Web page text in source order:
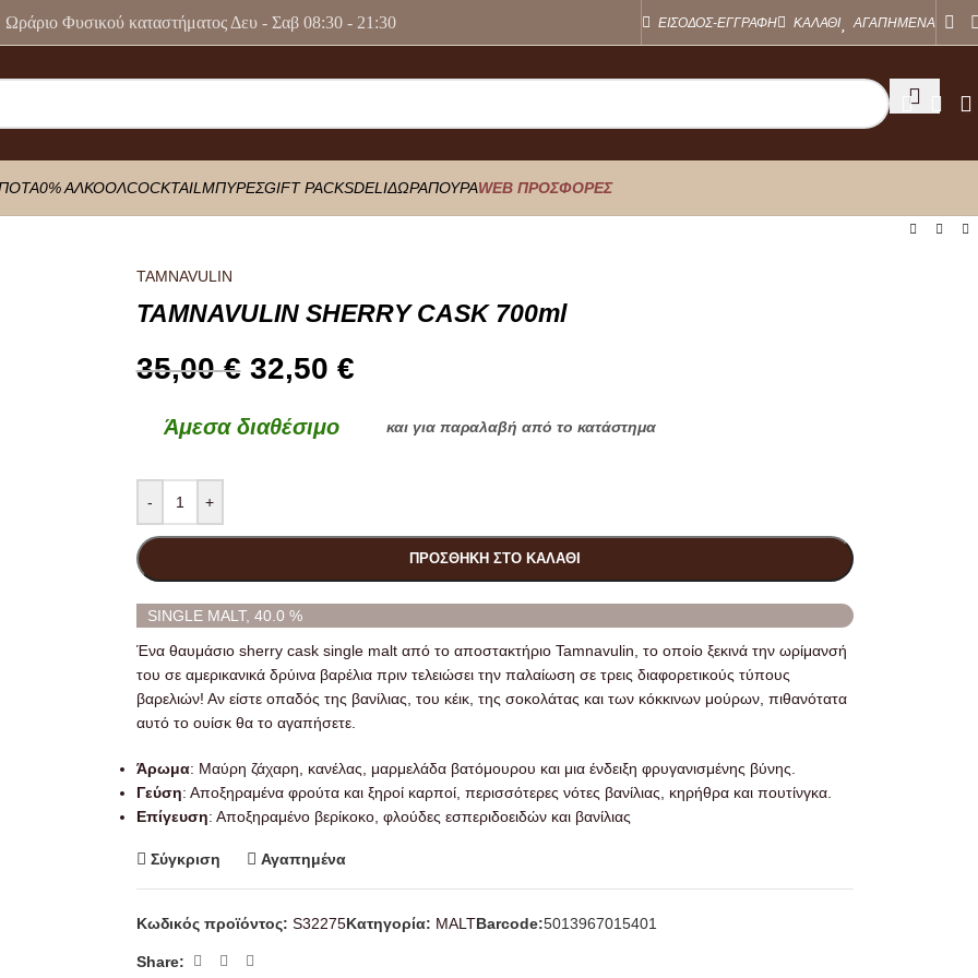
Ωράριο Φυσικού καταστήματος Δευ - Σαβ 08:30 - 21:30 ΕΙΣΟΔΟΣ-ΕΓΓΡΑΦΗ ΚΑΛΑΘΙ ΑΓΑΠΗΜΕΝΑ
0% ΑΛΚΟΟΛCOCKTAIL ΜΠΥΡΕΣGIFT PACKSDELIΔΩΡΑΠΟΥΡΑWEB ΠΡΟΣΦΟΡΕΣ
TAMNAVULIN
TAMNAVULIN SHERRY CASK 700ml
35,00€ 32,50 €
Άμεσα διαθέσιμο και για παραλαβή από το κατάστημα
- +
ΠΡΟΣΘΉΚΗ ΣΤΟ ΚΑΛΆΘΙ
SINGLE MALT, 40.0 %
Ένα θαυμάσιο sherry cask single malt από το αποστακτήριο Tamnavulin, το οποίο ξεκινά την ωρίμανσή
του σε αμερικανικά δρύινα βαρέλια πριν τελειώσει την παλαίωση σε τρεις διαφορετικούς τύπους
βαρελιών! Αν είστε οπαδός της βανίλιας, του κέικ, της σοκολάτας και των κόκκινων μούρων, πιθανότατα
αυτό το ουίσκ θα το αγαπήσετε.
Άρωμα: Μαύρη ζάχαρη, κανέλας, μαρμελάδα βατόμουρου και μια ένδειξη φρυγανισμένης βύνης.
Γεύση: Αποξηραμένα φρούτα και ξηροί καρποί, περισσότερες νότες βανίλιας, κηρήθρα και πουτίνγκα.
Επίγευση: Αποξηραμένο βερίκοκο, φλούδες εσπεριδοειδών και βανίλιας
Σύγκριση Αγαπημένα
Κωδικός προϊόντος: S32275Κατηγορία: MALTBarcode:5013967015401
Share: